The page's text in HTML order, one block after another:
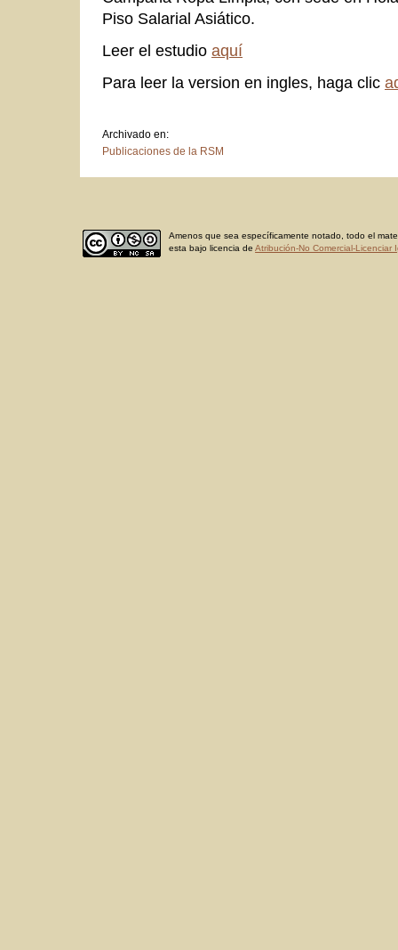
Piso Salarial Asiático.
Leer el estudio aquí
Para leer la version en ingles, haga clic
Archivado en:
Publicaciones de la RSM
Amenos que sea específicamente notado, todo el
esta bajo licencia deAtribución-No Comercial-Licenciar